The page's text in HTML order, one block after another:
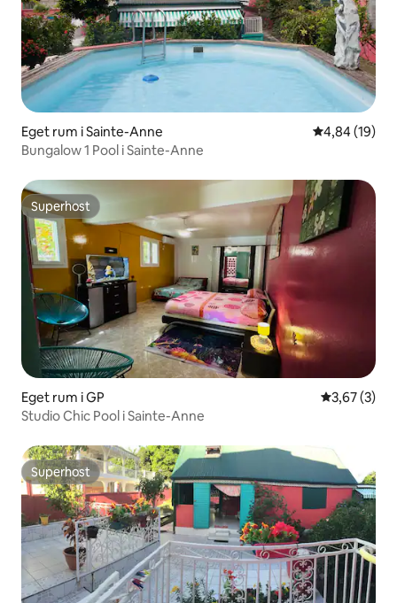
Eget rum i Sainte-Anne 4,84 av 5 i
4,84 (19)
Bungalow 1 Pool i Sainte-Anne
Superhost
Superhost
Eget rum i GP 3,67 av 5 i
3,67 (3)
Studio Chic Pool i Sainte-Anne
Superhost
Superhost